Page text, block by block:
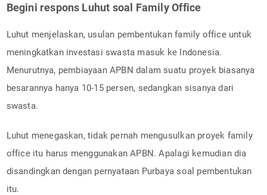
Begini respons Luhut soal Family Office
Luhut menjelaskan, usulan pembentukan family office untuk
meningkatkan investasi swasta masuk ke Indonesia.
Menurutnya, pembiayaan APBN dalam suatu proyek biasanya
besarannya hanya 10-15 persen, sedangkan sisanya dari
swasta.
Luhut menegaskan, tidak pernah mengusulkan proyek family
office itu harus menggunakan APBN. Apalagi kemudian dia
disandingkan dengan pernyataan Purbaya soal pembentukan
itu.